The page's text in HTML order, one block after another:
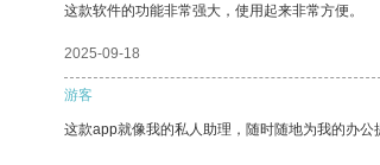
这款软件的功能非常强大，使用起来非常方便。
2025-09-18
游客
这款app就像我的私人助理，随时随地为我的办